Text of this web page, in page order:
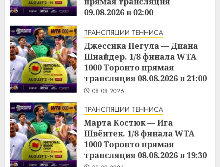
09.08.2026 в 02:00
ТРАНСЛЯЦИИ ТЕННИСА
Джессика Пегула — Диана
Шнайдер. 1/8 финала WTA
1000 Торонто прямая
трансляция 08.08.2026 в 21:00
08.08.2026
ТРАНСЛЯЦИИ ТЕННИСА
Марта Костюк — Ига
Швёнтек. 1/8 финала WTA
1000 Торонто прямая
трансляция 08.08.2026 в 19:30